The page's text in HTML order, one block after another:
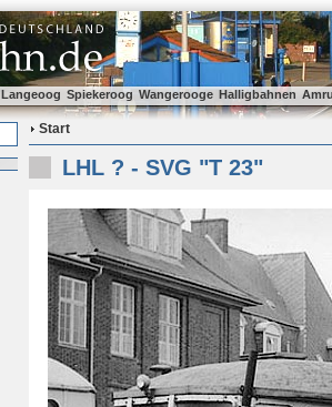
Langeoog Spiekeroog Wangerooge Halligbahnen
Start
LHL ? - SVG "T 23"